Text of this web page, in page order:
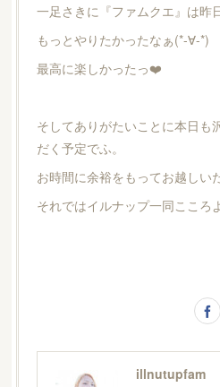
一足さきに『ファムクエ』は昨
もっとやりたかったなぁ(*-∀-*)
最高に楽しかったっ❤️
そしてありがたいことに本日も
だく予定でふ。
お時間に余裕をもってお越しい
それではイルナップ一同ここ
illnutupfam